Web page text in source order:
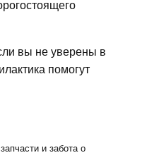
вы не уверены в
помогут
и забота о